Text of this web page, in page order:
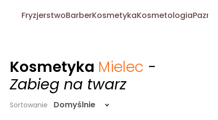
FryzjerstwoBarberKosmetykaKosmetologia
Kosmetyka Mielec -
Zabieg na twarz
Sortowanie Domyślnie